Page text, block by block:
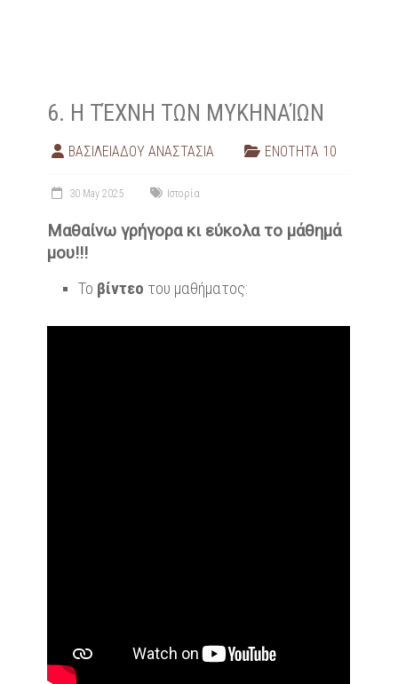
6. Η ΤΈΧΝΗ ΤΩΝ ΜΥΚΗΝΑΊΩΝ
ΒΑΣΙΛΕΙΑΔΟΥ ΑΝΑΣΤΑΣΙΑ ΕΝΟΤΗΤΑ 10
30 May 2025 Ιστορία
Μαθαίνω γρήγορα κι εύκολα το μάθημά
μου!!!
Το βίντεο του μαθήματος: